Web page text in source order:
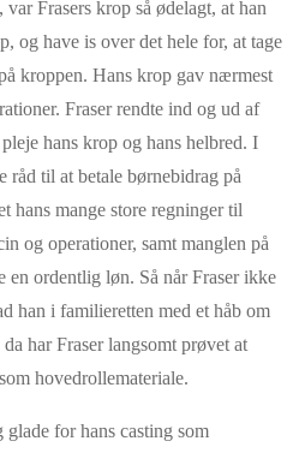
Frasers krop så ødelagt, at han
og have is over det hele for, at tage
kroppen. Hans krop gav nærmest
Fraser rendte ind og ud af
hans krop og hans helbred. I
råd til at betale børnebidrag på
hans mange store regninger til
og operationer, samt manglen på
en ordentlig løn. Så når Fraser ikke
han i familieretten med et håb om
har Fraser langsomt prøvet at
hovedrollemateriale.
for hans casting som